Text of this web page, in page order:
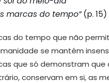
marcas do tempo”(p. 15)
do tempo que não
se mantém
que só demonstram
conservam em si, as